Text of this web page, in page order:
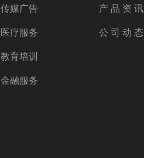
传媒广告
医疗服务
教育培训
金融服务
产 品 资 讯
公 司 动 态